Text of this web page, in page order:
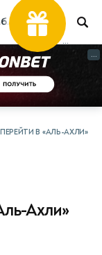
Прогнозы
...
...
В «АЛЬ-АХЛИ»
Ахли»